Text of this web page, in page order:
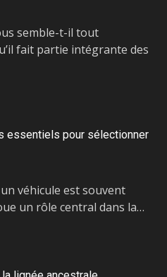
semble-t-il tout
fait partie intégrante des
essentiels pour sélectionner
véhicule est souvent
un rôle central dans la…